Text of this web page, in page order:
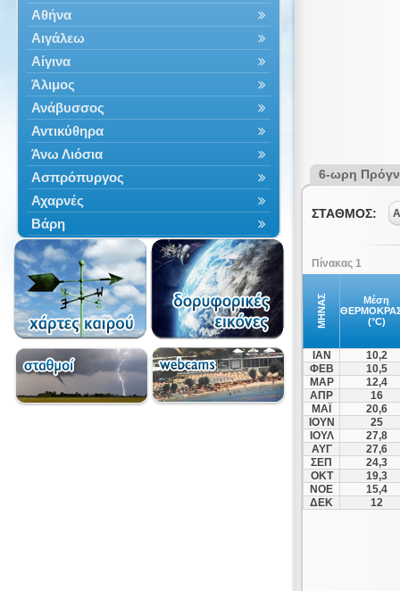
Αθήνα
Αιγάλεω
Αίγινα
Άλιμος
Ανάβυσσος
Αντικύθηρα
Άνω Λιόσια
Ασπρόπυργος
Αχαρνές
Βάρη
Βίλια
Βούλα
Βουλιαγμένη
Γαλάτσι
Γλυφάδα
Διόνυσος
Δροσιά
Εκάλη
6-ωρη
ΣΤΑΘΜΟΣ:
Πίνακας 1
ΜΗΝΑΣ
Μέση
(°C)
ΙΑΝ
10,2
ΦΕΒ
10,5
ΜΑΡ
12,4
ΑΠΡ
16
ΜΑΪ
20,6
ΙΟΥΝ
25
ΙΟΥΛ
27,8
ΑΥΓ
27,6
ΣΕΠ
24,3
ΟΚΤ
19,3
ΝΟΕ
15,4
ΔΕΚ
12